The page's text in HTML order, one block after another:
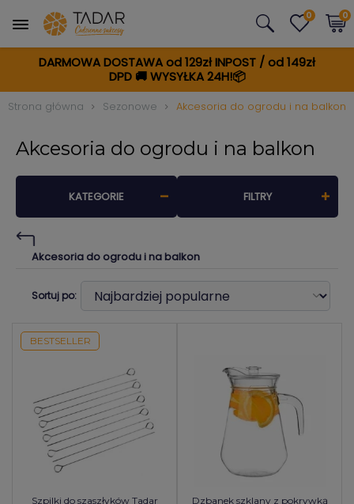
DARMOWA DOSTAWA od 129zł INPOST / od 149zł
DPD🚚WYSYŁKA 24H!📦
0 0
Strona główna Sezonowe Akcesoria do ogrodu i na balkon
Akcesoria do ogrodu i na balkon
Akcesoria do ogrodu i na balkon
KATEGORIE FILTRY
Sortuj po:
BESTSELLER
Szpilki do szaszłyków Tadar
Dzbanek szklany z pokrywką